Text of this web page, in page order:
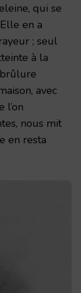
qui se
en a
; seul
à la
avec
l’on
nous mit
en resta